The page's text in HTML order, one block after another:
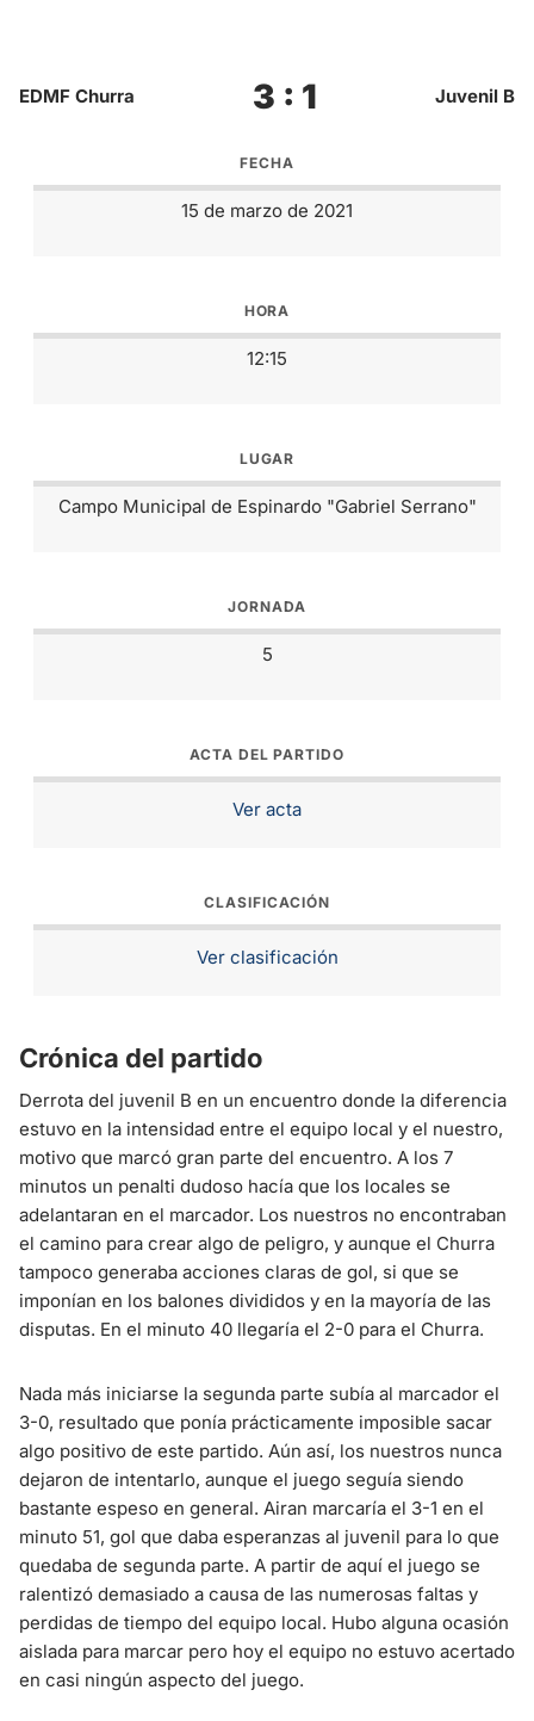
EDMF Churra 3 : 1 Juvenil B
FECHA
15 de marzo de 2021
HORA
12:15
LUGAR
Campo Municipal de Espinardo "Gabriel Serrano"
JORNADA
5
ACTA DEL PARTIDO
Ver acta
CLASIFICACIÓN
Ver clasificación
Crónica del partido
Derrota del juvenil B en un encuentro donde la diferencia
estuvo en la intensidad entre el equipo local y el nuestro,
motivo que marcó gran parte del encuentro. A los 7
minutos un penalti dudoso hacía que los locales se
adelantaran en el marcador. Los nuestros no encontraban
el camino para crear algo de peligro, y aunque el Churra
tampoco generaba acciones claras de gol, si que se
imponían en los balones divididos y en la mayoría de las
disputas. En el minuto 40 llegaría el 2-0 para el Churra.
Nada más iniciarse la segunda parte subía al marcador el
3-0, resultado que ponía prácticamente imposible sacar
algo positivo de este partido. Aún así, los nuestros nunca
dejaron de intentarlo, aunque el juego seguía siendo
bastante espeso en general. Airan marcaría el 3-1 en el
minuto 51, gol que daba esperanzas al juvenil para lo que
quedaba de segunda parte. A partir de aquí el juego se
ralentizó demasiado a causa de las numerosas faltas y
perdidas de tiempo del equipo local. Hubo alguna ocasión
aislada para marcar pero hoy el equipo no estuvo acertado
en casi ningún aspecto del juego.